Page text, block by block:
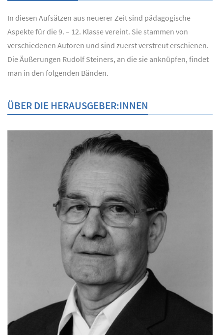
In diesen Aufsätzen aus neuerer Zeit sind pädagogische
Aspekte für die 9. – 12. Klasse vereint. Sie stammen von
verschiedenen Autoren und sind zuerst verstreut erschienen.
Die Äußerungen Rudolf Steiners, an die sie anknüpfen, findet
man in den folgenden Bänden.
ÜBER DIE HERAUSGEBER:INNEN